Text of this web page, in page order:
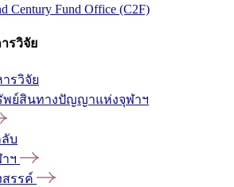
Century Fund Office (C2F)
รวิจัย
รวิจัย
พย์สินทางปัญญาแห่งจุฬาฯ
บ
ฯ
รรค์